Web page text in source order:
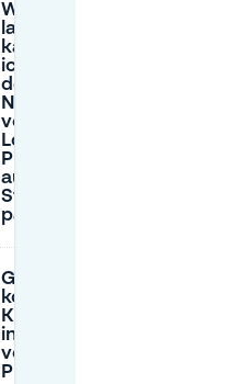
Wie
lange
kann
ich in
der
Nähe
von Eat
Love
Pizza
auf der
Straße
parken?
Gibt es
kostenloses
Kurzzeitparken
in der Nähe
von Eat Love
Pizza?